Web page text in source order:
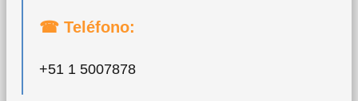
☎ Teléfono:
+51 1 5007878